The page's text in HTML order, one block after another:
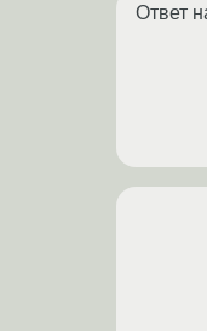
Ответ